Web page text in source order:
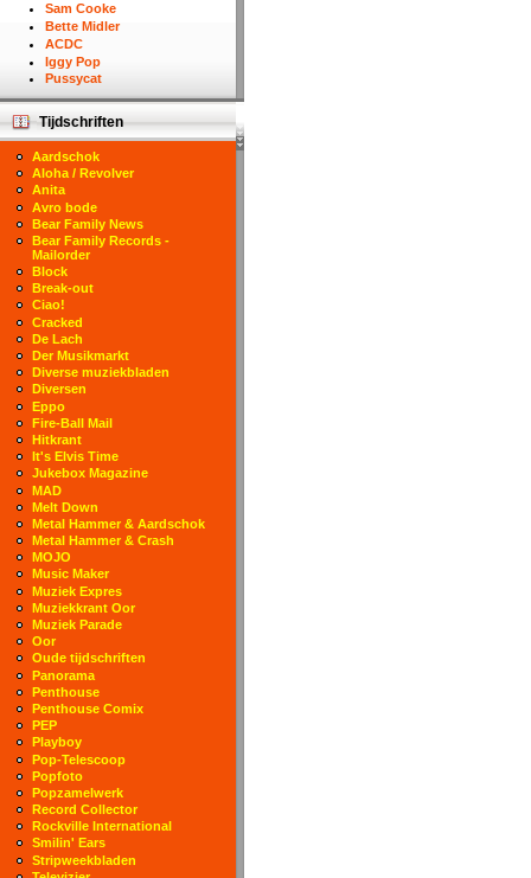
Sam Cooke
Bette Midler
ACDC
Iggy Pop
Pussycat
Tijdschriften
Aardschok
Aloha / Revolver
Anita
Avro bode
Bear Family News
Bear Family Records -
Mailorder
Block
Break-out
Ciao!
Cracked
De Lach
Der Musikmarkt
Diverse muziekbladen
Diversen
Eppo
Fire-Ball Mail
Hitkrant
It's Elvis Time
Jukebox Magazine
MAD
Melt Down
Metal Hammer & Aardschok
Metal Hammer & Crash
MOJO
Music Maker
Muziek Expres
Muziekkrant Oor
Muziek Parade
Oor
Oude tijdschriften
Panorama
Penthouse
Penthouse Comix
PEP
Playboy
Pop-Telescoop
Popfoto
Popzamelwerk
Record Collector
Rockville International
Smilin' Ears
Stripweekbladen